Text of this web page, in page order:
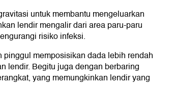
untuk membantu mengeluarkan
lendir mengalir dari area paru-paru
risiko infeksi.
memposisikan dada lebih rendah
lendir. Begitu juga dengan berbaring
yang memungkinkan lendir yang